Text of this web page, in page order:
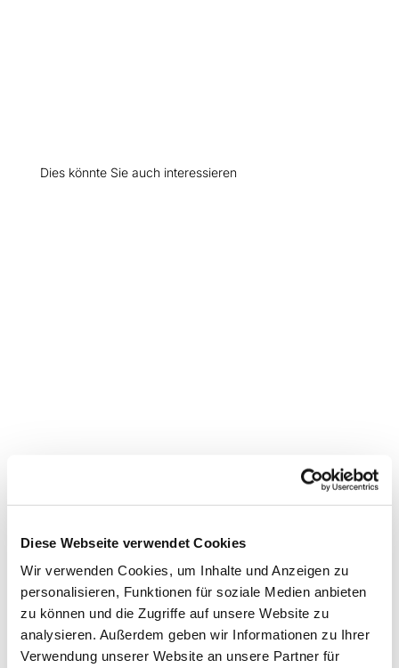
Diese Webseite verwendet Cookies
Wir verwenden Cookies, um Inhalte und Anzeigen zu
personalisieren, Funktionen für soziale Medien anbieten
zu können und die Zugriffe auf unsere Website zu
analysieren. Außerdem geben wir Informationen zu Ihrer
Verwendung unserer Website an unsere Partner für
Dies könnte Sie auch interessieren